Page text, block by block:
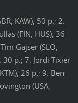
KAW), 50 p.; 2.
(FIN, HUS), 36
Gajser (SLO,
30 p.; 7. Jordi Tixier
26 p.; 9. Ben
(USA,